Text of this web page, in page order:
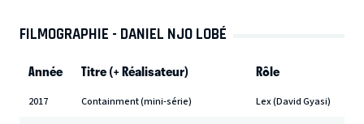
FILMOGRAPHIE - DANIEL NJO LOBÉ
Année Titre (+ Réalisateur) Rôle
2017 Containment (mini-série) Lex (David Gyasi)